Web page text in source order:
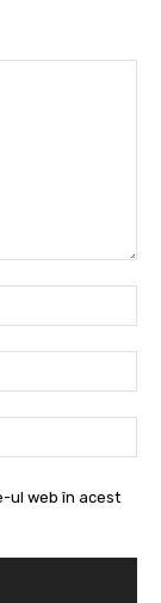
ul web în acest